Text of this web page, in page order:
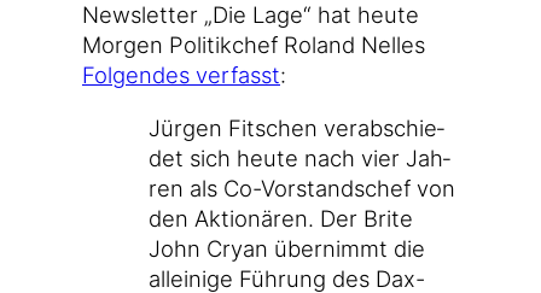
Newsletter „Die Lage“ hat heu­te
Mor­gen Poli­tik­chef Roland Nel­les
Fol­gen­des ver­fasst:
Jür­gen Fit­schen ver­ab­schie­
det sich heu­te nach vier Jah­
ren als Co-Vorstandschef von
den Aktio­nä­ren. Der Bri­te
John Cryan über­nimmt die
allei­ni­ge Füh­rung des Dax-